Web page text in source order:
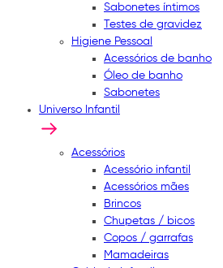
Sabonetes íntimos
Testes de gravidez
Higiene Pessoal
Acessórios de banho
Óleo de banho
Sabonetes
Universo Infantil
Acessórios
Acessório infantil
Acessórios mães
Brincos
Chupetas / bicos
Copos / garrafas
Mamadeiras